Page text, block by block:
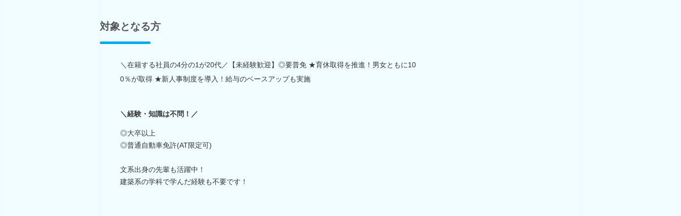
対象となる方
＼在籍する社員の4分の1が20代／【未経験歓迎】◎要普免 ★育休取得を推進！男女ともに10
0％が取得 ★新人事制度を導入！給与のベースアップも実施
＼経験・知識は不問！／
◎大卒以上
◎普通自動車免許(AT限定可)
文系出身の先輩も活躍中！
建築系の学科で学んだ経験も不要です！